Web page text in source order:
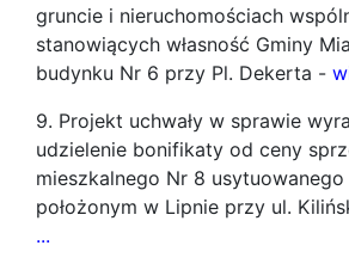
gruncie i nieruchomościach
stanowiących własność Gminy
budynku Nr 6 przy Pl. Dekerta -
9. Projekt uchwały w sprawie
udzielenie bonifikaty od ceny
mieszkalnego Nr 8
położonym w Lipnie przy ul.
...